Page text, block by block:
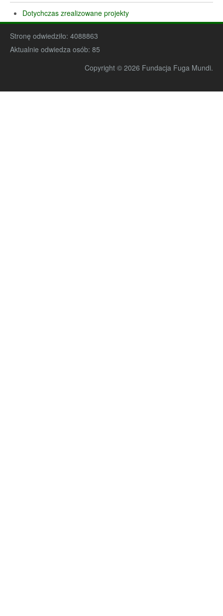
Dotychczas zrealizowane projekty
Stronę odwiedziło: 4088863
Aktualnie odwiedza osób: 85
Copyright © 2026 Fundacja Fuga Mundi.